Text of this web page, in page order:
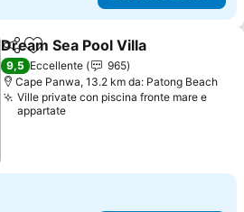
CondividiAggiungi ai preferiti
Dream Sea Pool Villa
9,5 Eccellente
965
Cape Panwa, 13.2 km da: Patong Beach
Ville private con piscina fronte mare e
appartate